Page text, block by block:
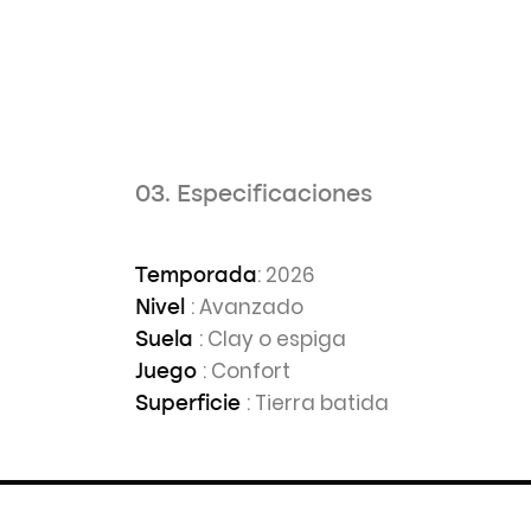
03. Especificaciones
Temporada: 2026
Nivel : Avanzado
Suela : Clay o espiga
Juego : Confort
Superficie : Tierra batida